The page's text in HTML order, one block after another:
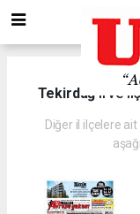
Tekirdağ il ve
Diğer il ilçelere